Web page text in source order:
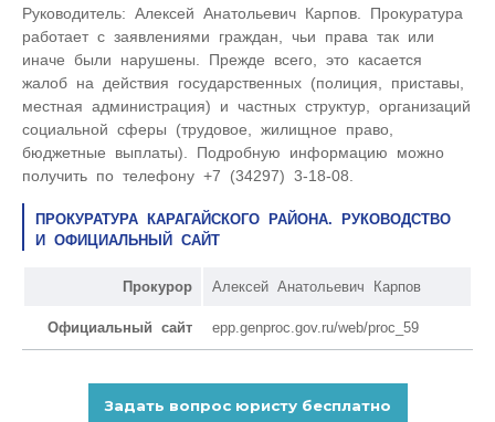
Руководитель: Алексей Анатольевич Карпов. Прокуратура
работает с заявлениями граждан, чьи права так или
иначе были нарушены. Прежде всего, это касается
жалоб на действия государственных (полиция, приставы,
местная администрация) и частных структур, организаций
социальной сферы (трудовое, жилищное право,
бюджетные выплаты). Подробную информацию можно
получить по телефону +7 (34297) 3-18-08.
ПРОКУРАТУРА КАРАГАЙСКОГО РАЙОНА. РУКОВОДСТВО
И ОФИЦИАЛЬНЫЙ САЙТ
Прокурор Алексей Анатольевич Карпов
Официальный сайт epp.genproc.gov.ru/web/proc_59